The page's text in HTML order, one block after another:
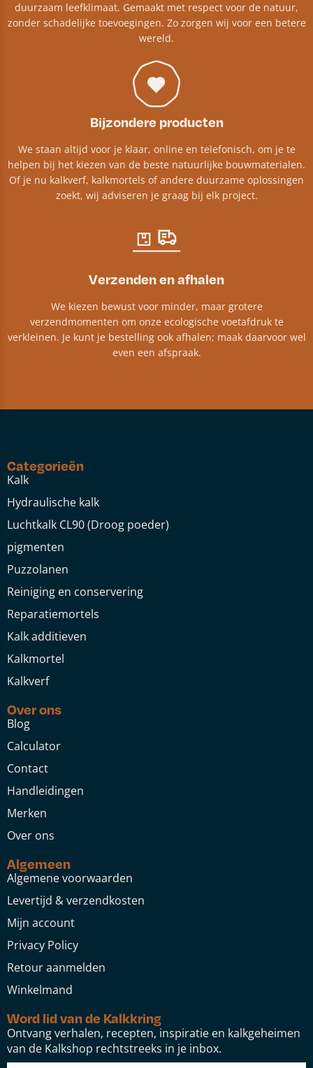
duurzaam leefklimaat. Gemaakt met respect voor de natuur,
zonder schadelijke toevoegingen. Zo zorgen wij voor een betere
wereld.
Bijzondere producten
We staan altijd voor je klaar, online en telefonisch, om je te
helpen bij het kiezen van de beste natuurlijke bouwmaterialen.
Of je nu kalkverf, kalkmortels of andere duurzame oplossingen
zoekt, wij adviseren je graag bij elk project.​
Verzenden en afhalen
We kiezen bewust voor minder, maar grotere
verzendmomenten om onze ecologische voetafdruk te
verkleinen. Je kunt je bestelling ook afhalen; maak daarvoor wel
even een afspraak.
Categorieën
Kalk
Hydraulische kalk
Luchtkalk CL90 (Droog poeder)
pigmenten
Puzzolanen
Reiniging en conservering
Reparatiemortels
Kalk additieven
Kalkmortel
Kalkverf
Over ons
Blog
Calculator
Contact
Handleidingen
Merken
Over ons
Algemeen
Algemene voorwaarden
Levertijd & verzendkosten
Mijn account
Privacy Policy
Retour aanmelden
Winkelmand
Word lid van de Kalkkring
Ontvang verhalen, recepten, inspiratie en kalkgeheimen
van de Kalkshop rechtstreeks in je inbox.